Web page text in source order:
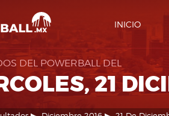
INICIO
DEL POWERBALL DEL
21